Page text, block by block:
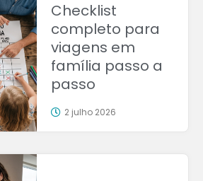
Checklist
completo para
viagens em
família passo a
passo
2 julho 2026